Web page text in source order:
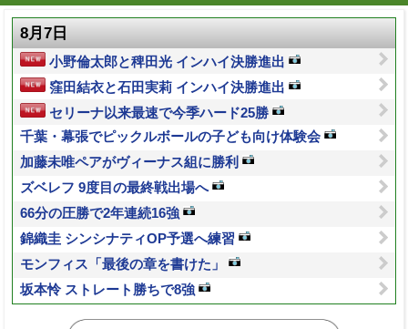
8月7日
小野倫太郎と稗田光 インハイ決勝進出
窪田結衣と石田実莉 インハイ決勝進出
セリーナ以来最速で今季ハード25勝
千葉・幕張でピックルボールの子ども向け体験会
加藤未唯ペアがヴィーナス組に勝利
ズベレフ 9度目の最終戦出場へ
66分の圧勝で2年連続16強
錦織圭 シンシナティOP予選へ練習
モンフィス「最後の章を書けた」
坂本怜 ストレート勝ちで8強